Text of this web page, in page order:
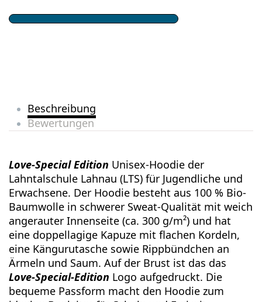
Beschreibung
Bewertungen
Love-Special Edition Unisex-Hoodie der
Lahntalschule Lahnau (LTS) für Jugendliche und
Erwachsene. Der Hoodie besteht aus 100 % Bio-
Baumwolle in schwerer Sweat-Qualität mit weich
angerauter Innenseite (ca. 300 g/m²) und hat
eine doppellagige Kapuze mit flachen Kordeln,
eine Kängurutasche sowie Rippbündchen an
Ärmeln und Saum. Auf der Brust ist das das
Love-Special-Edition Logo aufgedruckt. Die
bequeme Passform macht den Hoodie zum